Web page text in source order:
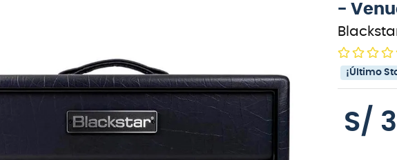
-
¡Último
S/